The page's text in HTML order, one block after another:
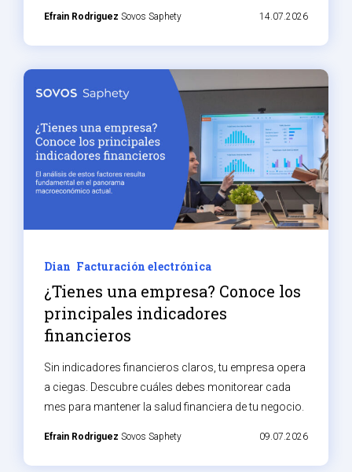
Efrain Rodriguez Sovos Saphety 14.07.2026
Dian Facturación electrónica
¿Tienes una empresa? Conoce los
principales indicadores
financieros
Sin indicadores financieros claros, tu empresa opera
a ciegas. Descubre cuáles debes monitorear cada
mes para mantener la salud financiera de tu negocio.
Efrain Rodriguez Sovos Saphety 09.07.2026